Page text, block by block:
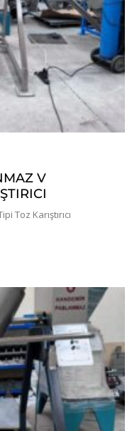
V
Toz Karıştırıcı